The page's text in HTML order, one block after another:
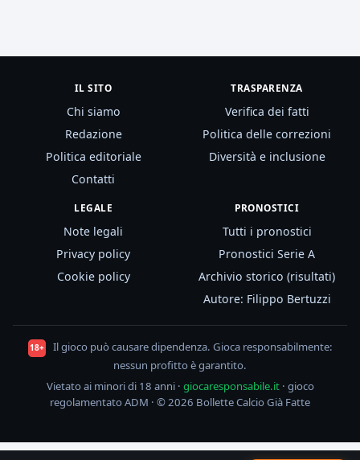
IL SITO
Chi siamo
Redazione
Politica editoriale
Contatti
TRASPARENZA
Verifica dei fatti
Politica delle correzioni
Diversità e inclusione
LEGALE
Note legali
Privacy policy
Cookie policy
PRONOSTICI
Tutti i pronostici
Pronostici Serie A
Archivio storico (risultati)
Autore: Filippo Bertuzzi
18+
Il gioco può causare dipendenza. Gioca responsabilmente:
nessun profitto è garantito.
Vietato ai minori di 18 anni · giocaresponsabile.it· gioco
regolamentato ADM · © 2026 Bollette Calcio Già Fatte